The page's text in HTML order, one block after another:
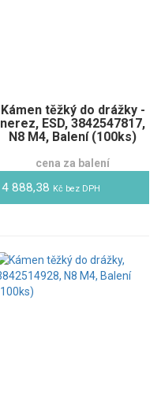
Kámen těžký do drážky -
nerez, ESD, 3842547817,
N8 M4, Balení (100ks)
cena za balení
4 888,38 Kč bez DPH